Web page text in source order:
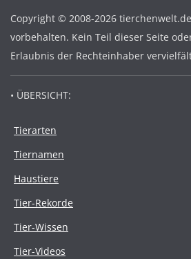
Copyright © 2008-2026
vorbehalten. Kein Teil dieser Seite
Erlaubnis der Rechteinhaber
• ÜBERSICHT:
Tierarten
Tiernamen
Haustiere
Tier-Rekorde
Tier-Wissen
Tier-Videos